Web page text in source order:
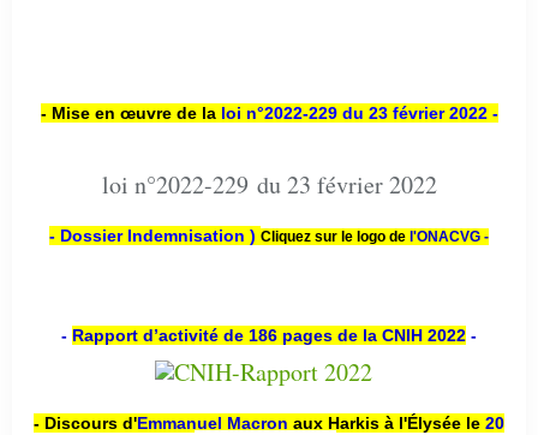
- Mise en œuvre de la loi n°2022-229 du 23 février 2022 -
loi n°2022-229 du 23 février 2022
- Dossier Indemnisation ) Cliquez sur le logo de l'ONACVG -
- Rapport d’activité de 186 pages de la CNIH 2022 -
- Discours d'Emmanuel Macron aux Harkis à l'Élysée le 20